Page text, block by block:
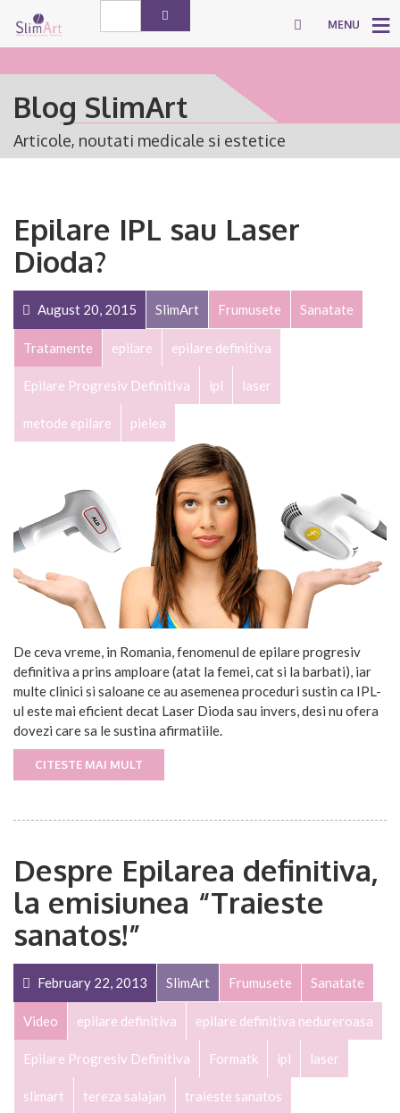
MENU
Blog SlimArt
Articole, noutati medicale si estetice
Epilare IPL sau Laser
Dioda?
August 20, 2015 SlimArt Frumusete Sanatate
Tratamente epilare epilare definitiva
Epilare Progresiv Definitiva ipl laser
metode epilare pielea
De ceva vreme, in Romania, fenomenul de epilare progresiv
definitiva a prins amploare (atat la femei, cat si la barbati), iar
multe clinici si saloane ce au asemenea proceduri sustin ca IPL-
ul este mai eficient decat Laser Dioda sau invers, desi nu ofera
dovezi care sa le sustina afirmatiile.
CITESTE MAI MULT
Despre Epilarea definitiva,
la emisiunea “Traieste
sanatos!”
February 22, 2013 SlimArt Frumusete Sanatate
Video epilare definitiva epilare definitiva nedureroasa
Epilare Progresiv Definitiva Formatk ipl laser
slimart tereza salajan traieste sanatos